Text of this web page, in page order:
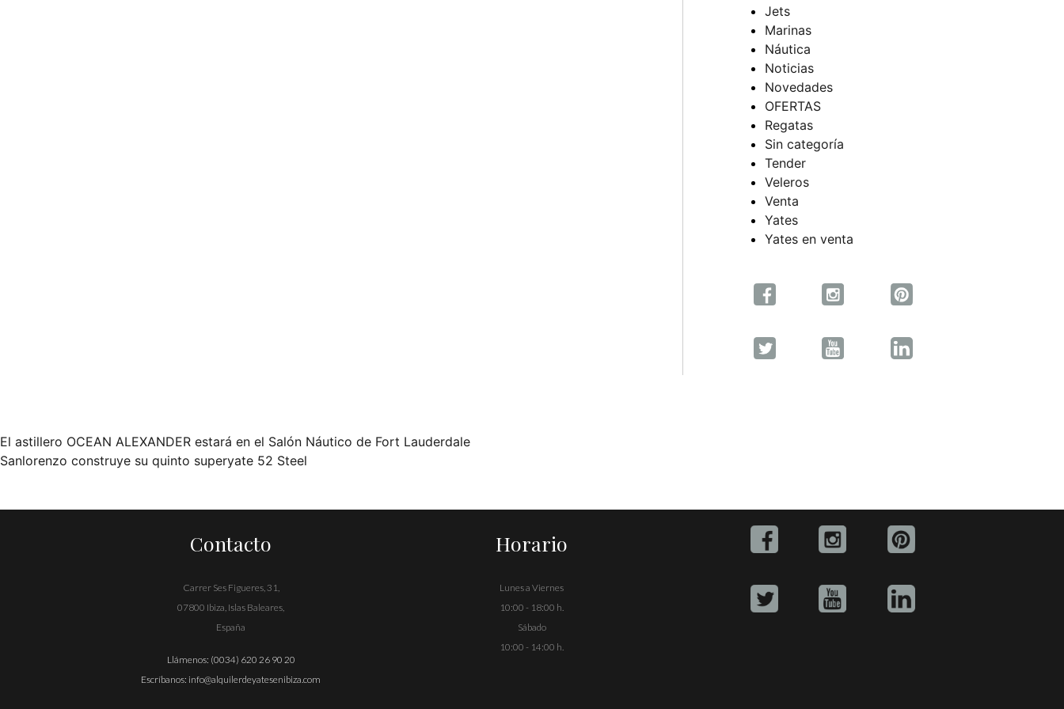
Jets
Marinas
Náutica
Noticias
Novedades
OFERTAS
Regatas
Sin categoría
Tender
Veleros
Venta
Yates
Yates en venta
Navegación
de
El astillero OCEAN ALEXANDER estará en el Salón Náutico de Fort Lauderdale
Sanlorenzo construye su quinto superyate 52 Steel
Contacto
Carrer Ses Figueres, 31,
07800 Ibiza, Islas Baleares,
España
Llámenos: (0034) 620 26 90 20
Escríbanos: info@alquilerdeyatesenibiza.com
Horario
Lunes a Viernes
10:00 - 18:00 h.
Sábado
10:00 - 14:00 h.